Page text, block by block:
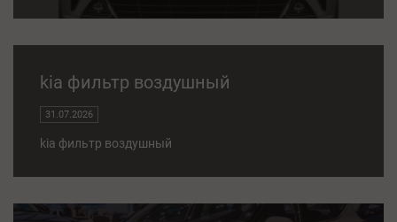
kia фильтр воздушный
31.07.2026
kia фильтр воздушный